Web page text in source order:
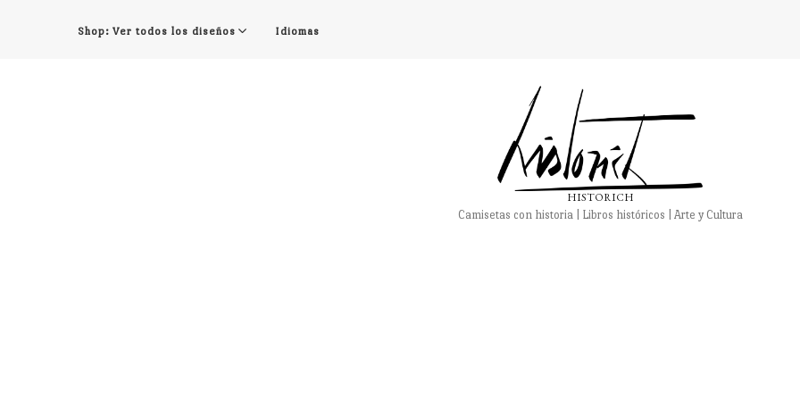
Shop: Ver todos los diseños Idiomas
HISTORICH
Camisetas con historia | Libros históricos | Arte y Cultura